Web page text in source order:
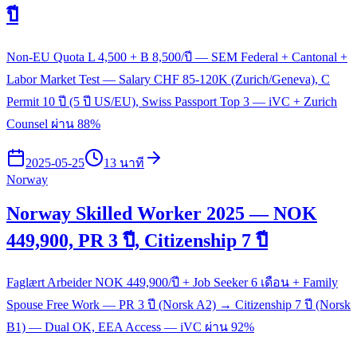
ปี
Non-EU Quota L 4,500 + B 8,500/ปี — SEM Federal + Cantonal +
Labor Market Test — Salary CHF 85-120K (Zurich/Geneva), C
Permit 10 ปี (5 ปี US/EU), Swiss Passport Top 3 — iVC + Zurich
Counsel ผ่าน 88%
2025-05-25
13 นาที
Norway
Norway Skilled Worker 2025 — NOK
449,900, PR 3 ปี, Citizenship 7 ปี
Faglært Arbeider NOK 449,900/ปี + Job Seeker 6 เดือน + Family
Spouse Free Work — PR 3 ปี (Norsk A2) → Citizenship 7 ปี (Norsk
B1) — Dual OK, EEA Access — iVC ผ่าน 92%